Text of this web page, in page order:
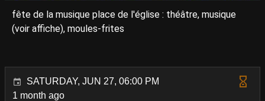
fête de la musique place de l'église : théâtre, musique
(voir affiche), moules-frites
SATURDAY, JUN 27, 06:00 PM
1 month ago